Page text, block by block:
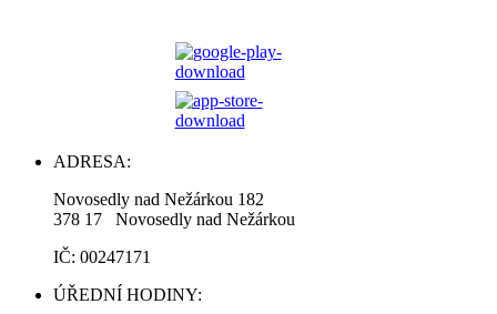
ADRESA:
Novosedly nad Nežárkou 182
378 17 Novosedly nad Nežárkou
IČ: 00247171
ÚŘEDNÍ HODINY: